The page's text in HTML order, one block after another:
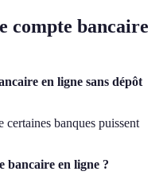
compte bancaire
en ligne sans dépôt
banques puissent
en ligne ?